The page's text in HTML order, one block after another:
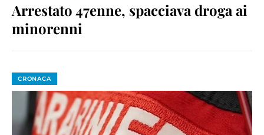
Arrestato 47enne, spacciava droga ai
minorenni
CRONACA